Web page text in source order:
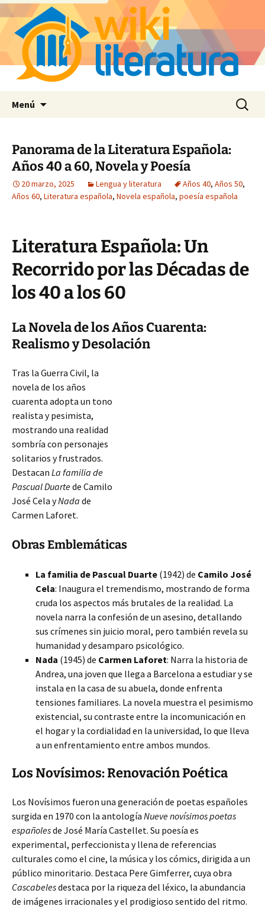
Menú Buscar:
Panorama de la Literatura Española:
Años 40 a 60, Novela y Poesía
20 marzo, 2025 Lengua y literatura Años 40, Años 50,
Años 60, Literatura española, Novela española, poesía española
Literatura Española: Un
Recorrido por las Décadas de
los 40 a los 60
La Novela de los Años Cuarenta:
Realismo y Desolación
Tras la Guerra Civil, la
novela de los años
cuarenta adopta un tono
realista y pesimista,
mostrando una realidad
sombría con personajes
solitarios y frustrados.
Destacan La familia de
Pascual Duartede Camilo
José Cela yNada de
Carmen Laforet.
Obras Emblemáticas
La familia de Pascual Duarte (1942) de Camilo José
Cela: Inaugura el tremendismo, mostrando de forma
cruda los aspectos más brutales de la realidad. La
novela narra la confesión de un asesino, detallando
sus crímenes sin juicio moral, pero también revela su
humanidad y desamparo psicológico.
Nada (1945) de Carmen Laforet: Narra la historia de
Andrea, una joven que llega a Barcelona a estudiar y se
instala en la casa de su abuela, donde enfrenta
tensiones familiares. La novela muestra el pesimismo
existencial, su contraste entre la incomunicación en
el hogar y la cordialidad en la universidad, lo que lleva
a un enfrentamiento entre ambos mundos.
Los Novísimos: Renovación Poética
Los Novísimos fueron una generación de poetas españoles
surgida en 1970 con la antología Nueve novísimos poetas
españolesde José María Castellet. Su poesía es
experimental, perfeccionista y llena de referencias
culturales como el cine, la música y los cómics, dirigida a un
público minoritario. Destaca Pere Gimferrer, cuya obra
Cascabelesdestaca por la riqueza del léxico, la abundancia
de imágenes irracionales y el prodigioso sentido del ritmo.